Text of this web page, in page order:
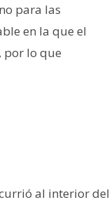
para las
en la que el
por lo que
al interior del